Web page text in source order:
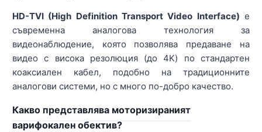
HD-TVI (High Definition Transport Video Interface) е
съвременна аналогова технология за
видеонаблюдение, която позволява предаване на
видео с висока резолюция (до 4K) по стандартен
коаксиален кабел, подобно на традиционните
аналогови системи, но с много по-добро качество.
Какво представлява моторизираният
варифокален обектив?